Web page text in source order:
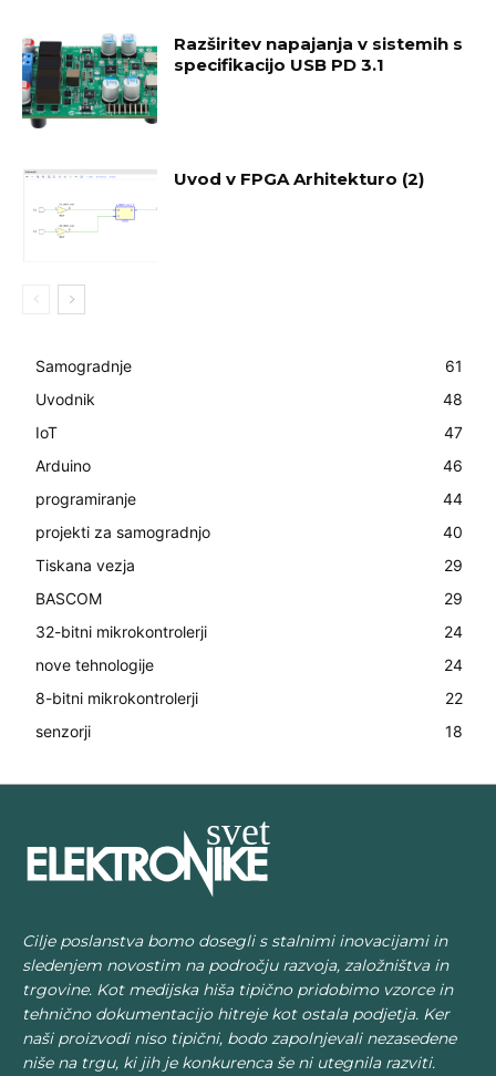
Razširitev napajanja v sistemih s
specifikacijo USB PD 3.1
Uvod v FPGA Arhitekturo (2)
Samogradnje
61
Uvodnik
48
IoT
47
Arduino
46
programiranje
44
projekti za samogradnjo
40
Tiskana vezja
29
BASCOM
29
32-bitni mikrokontrolerji
24
nove tehnologije
24
8-bitni mikrokontrolerji
22
senzorji
18
Cilje poslanstva bomo dosegli s stalnimi inovacijami in
sledenjem novostim na področju razvoja, založništva in
trgovine. Kot medijska hiša tipično pridobimo vzorce in
tehnično dokumentacijo hitreje kot ostala podjetja. Ker
naši proizvodi niso tipični, bodo zapolnjevali nezasedene
niše na trgu, ki jih je konkurenca še ni utegnila razviti.